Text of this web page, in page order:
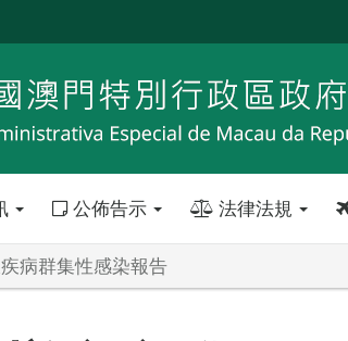
公佈告示 法律法規
病群集性感染報告